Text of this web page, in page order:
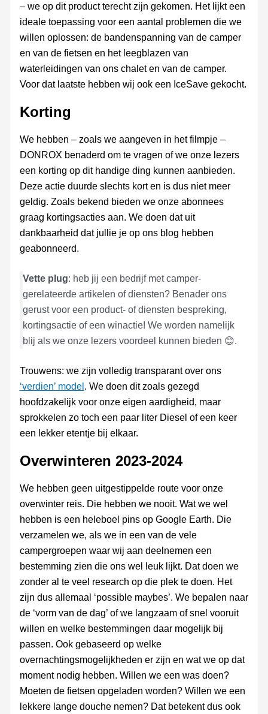
– we op dit product terecht zijn gekomen. Het lijkt een
ideale toepassing voor een aantal problemen die we
willen oplossen: de bandenspanning van de camper
en van de fietsen en het leegblazen van
waterleidingen van ons chalet en van de camper.
Voor dat laatste hebben wij ook een IceSave gekocht.
Korting
We hebben – zoals we aangeven in het filmpje –
DONROX benaderd om te vragen of we onze lezers
een korting op dit handige ding kunnen aanbieden.
Deze actie duurde slechts kort en is dus niet meer
geldig. Zoals bekend bieden we onze abonnees
graag kortingsacties aan. We doen dat uit
dankbaarheid dat jullie je op ons blog hebben
geabonneerd.
Vette plug: heb jij een bedrijf met camper-
gerelateerde artikelen of diensten? Benader ons
gerust voor een product- of diensten bespreking,
kortingsactie of een winactie! We worden namelijk
blij als we onze lezers voordeel kunnen bieden 😊.
Trouwens: we zijn volledig transparant over ons
‘verdien’ model . We doen dit zoals gezegd
hoofdzakelijk voor onze eigen aardigheid, maar
sprokkelen zo toch een paar liter Diesel of een keer
een lekker etentje bij elkaar.
Overwinteren 2023-2024
We hebben geen uitgestippelde route voor onze
overwinter reis. Die hebben we nooit. Wat we wel
hebben is een heleboel pins op Google Earth. Die
verzamelen we, als we in een van de vele
campergroepen waar wij aan deelnemen een
bestemming zien die ons wel leuk lijkt. Dat doen we
zonder al te veel research op die plek te doen. Het
zijn dus allemaal ‘possible maybes’. We bepalen naar
de ‘vorm van de dag’ of we langzaam of snel vooruit
willen en welke bestemmingen daar mogelijk bij
passen. Ook gebaseerd op welke
overnachtingsmogelijkheden er zijn en wat we op dat
moment nodig hebben. Willen we een was doen?
Moeten de fietsen opgeladen worden? Willen we een
lekkere lange douche nemen? Dat betekent dus ook